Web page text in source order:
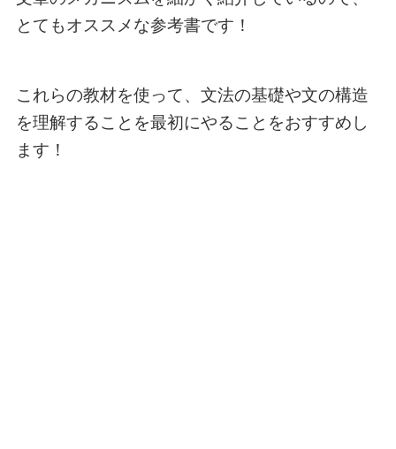
とてもオススメな参考書です！
これらの教材を使って、文法の基礎や文の構造
を理解することを最初にやることをおすすめし
ます！